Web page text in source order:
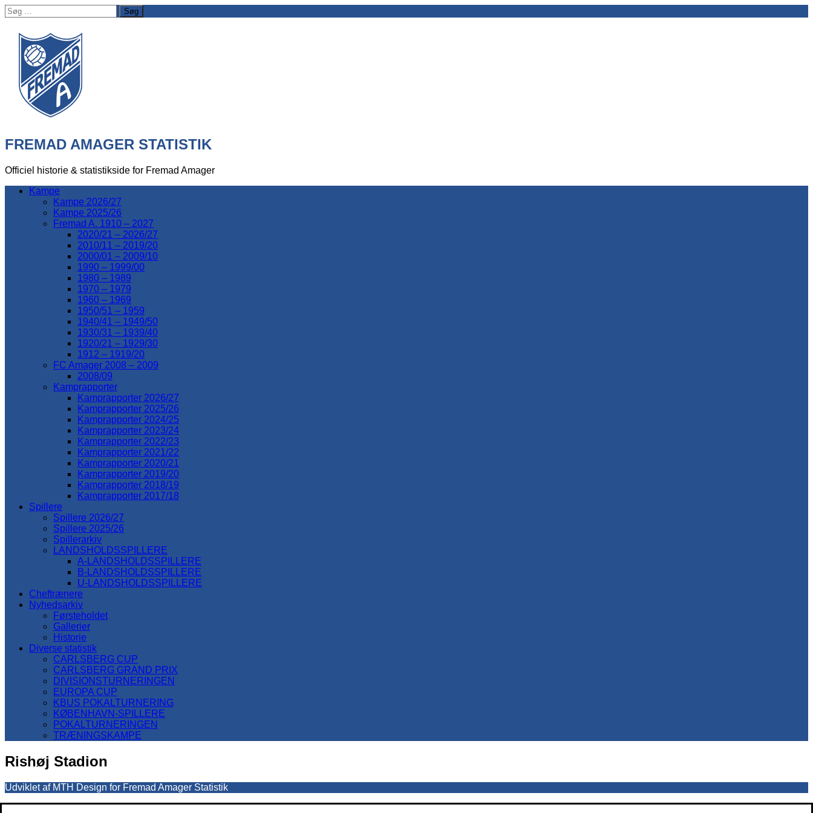
Søg
efter:
FREMAD AMAGER STATISTIK
Officiel historie & statistikside for Fremad Amager
Kampe
Kampe 2026/27
Kampe 2025/26
Fremad A. 1910 – 2027
2020/21 – 2026/27
2010/11 – 2019/20
2000/01 – 2009/10
1990 – 1999/00
1980 – 1989
1970 – 1979
1960 – 1969
1950/51 – 1959
1940/41 – 1949/50
1930/31 – 1939/40
1920/21 – 1929/30
1912 – 1919/20
FC Amager 2008 – 2009
2008/09
Kamprapporter
Kamprapporter 2026/27
Kamprapporter 2025/26
Kamprapporter 2024/25
Kamprapporter 2023/24
Kamprapporter 2022/23
Kamprapporter 2021/22
Kamprapporter 2020/21
Kamprapporter 2019/20
Kamprapporter 2018/19
Kamprapporter 2017/18
Spillere
Spillere 2026/27
Spillere 2025/26
Spillerarkiv
LANDSHOLDSSPILLERE
A-LANDSHOLDSSPILLERE
B-LANDSHOLDSSPILLERE
U-LANDSHOLDSSPILLERE
Cheftrænere
Nyhedsarkiv
Førsteholdet
Gallerier
Historie
Diverse statistik
CARLSBERG CUP
CARLSBERG GRAND PRIX
DIVISIONSTURNERINGEN
EUROPA CUP
KBUS POKALTURNERING
KØBENHAVN-SPILLERE
POKALTURNERINGEN
TRÆNINGSKAMPE
Rishøj Stadion
Udviklet af MTH Design for Fremad Amager Statistik